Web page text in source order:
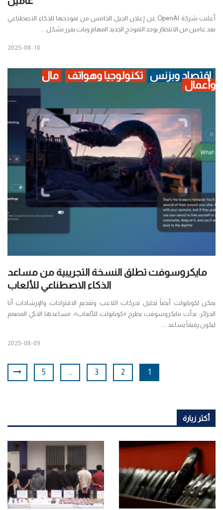
أعلنت شركة OpenAI عن إعلان الجيل الخامس من نموذجها للذكاء الاصطناعي
بعد عامين من الانتظار يوحد النموذج الجديد المهام وبات يقرر بشكل ...
2025-08-10
اقتصاد وبزنس تكنولوجيا وهواتف
مال
وأعمال
مايكروسوفت تطلق النسخة التجريبية من مساعد
الذكاء الاصطناعي للألعاب
يمكن لكوبايولت أيضاً تحليل تحركات اللاعب وتقديم الاقتراحات والإرشادات أنا
الجزائر: بدأت مايكروسوفت بطرح «كوبايولت للألعاب»، مساعدها الذكي المصمم
ليكون رفيقاً يساعد ...
2025-08-09
1
2
3
…
5
أكثر زيارة